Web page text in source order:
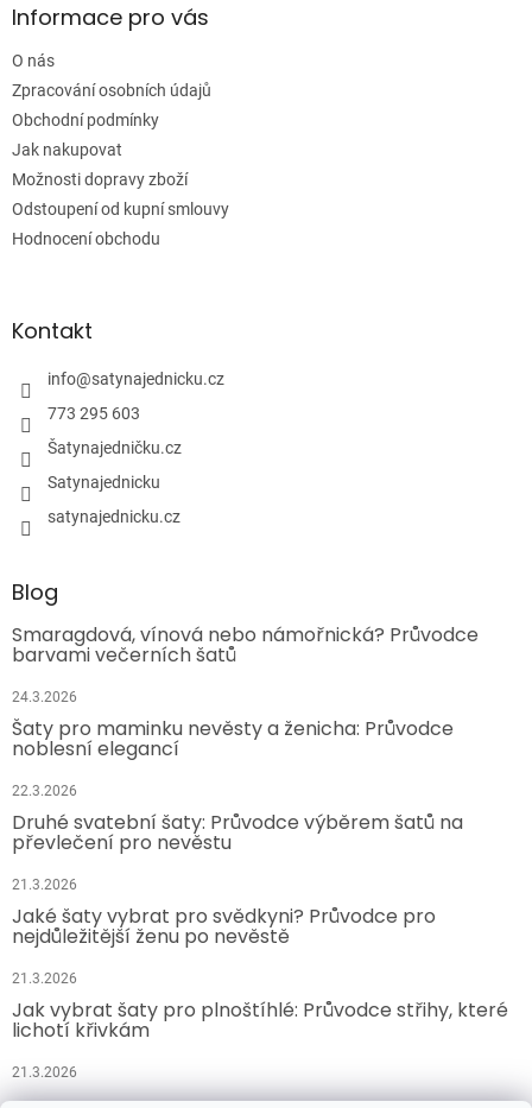
Informace pro vás
O nás
Zpracování osobních údajů
Obchodní podmínky
Jak nakupovat
Možnosti dopravy zboží
Odstoupení od kupní smlouvy
Hodnocení obchodu
Kontakt
info@satynajednicku.cz
773 295 603
Šatynajedničku.cz
Satynajednicku
satynajednicku.cz
Blog
Smaragdová, vínová nebo námořnická? Průvodce
barvami večerních šatů
24.3.2026
Šaty pro maminku nevěsty a ženicha: Průvodce
noblesní elegancí
22.3.2026
Druhé svatební šaty: Průvodce výběrem šatů na
převlečení pro nevěstu
21.3.2026
Jaké šaty vybrat pro svědkyni? Průvodce pro
nejdůležitější ženu po nevěstě
21.3.2026
Jak vybrat šaty pro plnoštíhlé: Průvodce střihy, které
lichotí křivkám
21.3.2026